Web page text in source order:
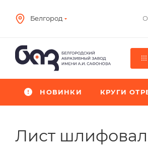
Белгород
НОВИНКИ КРУГИ
Лист